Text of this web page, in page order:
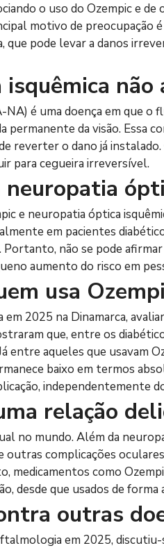
o uso do Ozempic e de
motivo de preocupação
que pode levar a danos
é uma doença em que o
da visão. Essa
reverter o dano já
para cegueira irreversível.
e neuropatia óptica
em pacientes
não se pode
aumento do risco em
usa
2025 na Dinamarca,
que, entre os
entre aqueles que usavam
baixo em termos
independentemente
relação
no mundo. Além da
complicações
medicamentos como
desde que usados de forma
outras
em 2025,